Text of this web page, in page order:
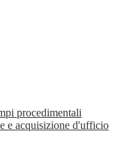
procedimentali
e acquisizione d'ufficio